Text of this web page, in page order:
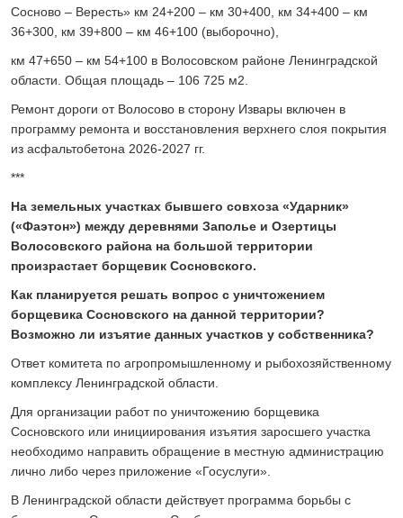
Сосново – Вересть» км 24+200 – км 30+400, км 34+400 – км
36+300, км 39+800 – км 46+100 (выборочно),
км 47+650 – км 54+100 в Волосовском районе Ленинградской
области. Общая площадь – 106 725 м2.
Ремонт дороги от Волосово в сторону Извары включен в
программу ремонта и восстановления верхнего слоя покрытия
из асфальтобетона 2026-2027 гг.
***
На земельных участках бывшего совхоза «Ударник»
(«Фаэтон») между деревнями Заполье и Озертицы
Волосовского района на большой территории
произрастает борщевик Сосновского.
Как планируется решать вопрос с уничтожением
борщевика Сосновского на данной территории?
Возможно ли изъятие данных участков у собственника?
Ответ комитета по агропромышленному и рыбохозяйственному
комплексу Ленинградской области.
Для организации работ по уничтожению борщевика
Сосновского или инициирования изъятия заросшего участка
необходимо направить обращение в местную администрацию
лично либо через приложение «Госуслуги».
В Ленинградской области действует программа борьбы с